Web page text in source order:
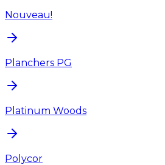
Nouveau!
Planchers PG
Platinum Woods
Polycor